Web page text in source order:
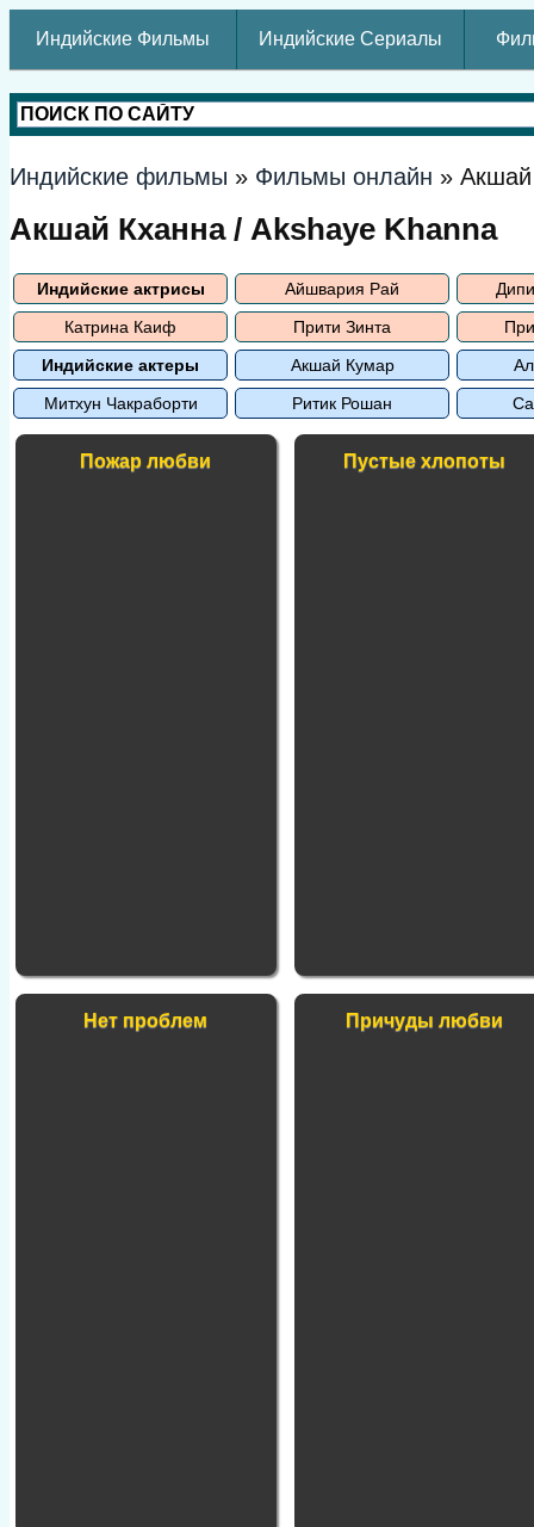
Индийские Фильмы Индийские Сериалы
Индийские фильмы » Фильмы онлайн »
Акшай Кханна / Akshaye Khanna
Индийские актрисы Айшвария Рай
Катрина Каиф
Прити Зинта
Индийские актеры
Акшай Кумар
Митхун Чакраборти
Ритик Рошан
Пожар любви Пустые хлопоты
Нет проблем Причуды любви